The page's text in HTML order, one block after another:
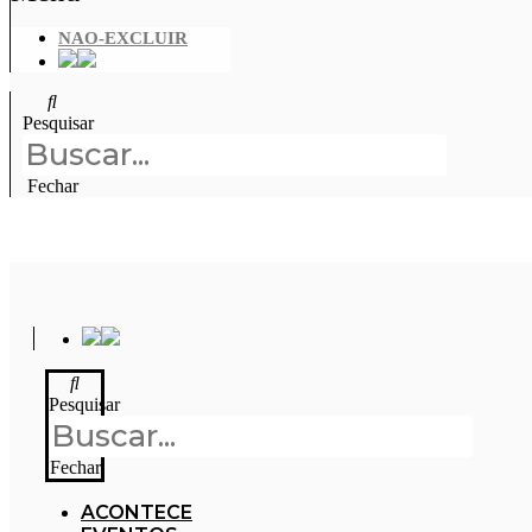
NAO-EXCLUIR
Pesquisar
Fechar
Pesquisar
Fechar
ACONTECE